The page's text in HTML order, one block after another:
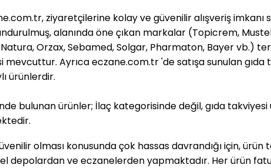
ziyaretçilerine kolay ve güvenilir alışveriş imkanı
alanında öne çıkan markalar (Topicrem,
Orzax, Sebamed, Solgar, Pharmaton, Bayer vb.)
Ayrıca eczane.com.tr 'de satışa sunulan gıda
ürünlerdir.
bulunan ürünler; İlaç kategorisinde değil, gıda
olması konusunda çok hassas davrandığı için,
depolardan ve eczanelerden yapmaktadır. Her ürün